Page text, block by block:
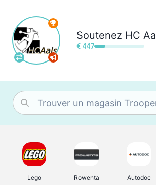
Soutenez HC
€ 447
Lego Rowenta Autodoc